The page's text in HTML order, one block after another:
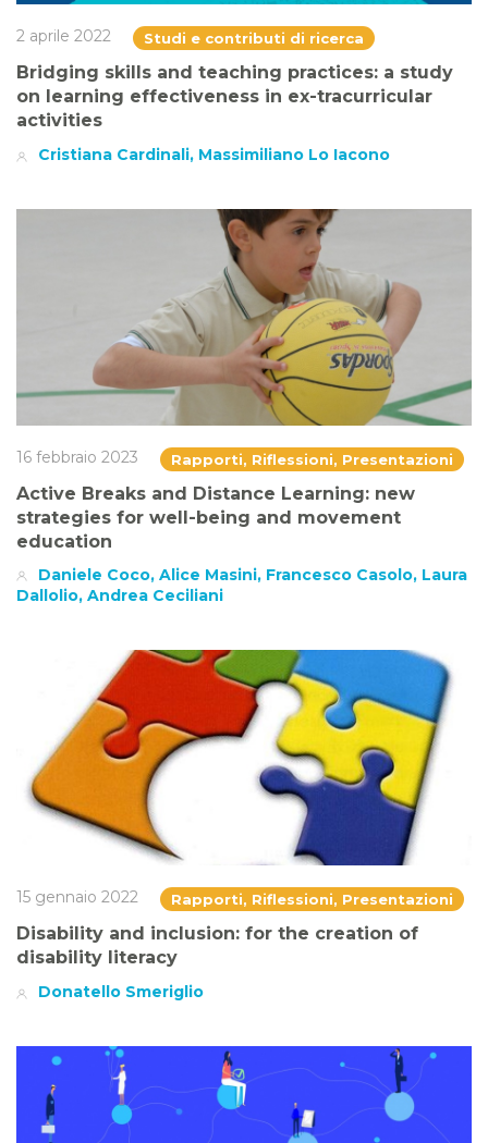
2 aprile 2022 Studi e contributi di ricerca
Bridging skills and teaching practices: a study
on learning effectiveness in ex-tracurricular
activities
Cristiana Cardinali, Massimiliano Lo Iacono
16 febbraio 2023 Rapporti, Riflessioni, Presentazioni
Active Breaks and Distance Learning: new
strategies for well-being and movement
education
Daniele Coco, Alice Masini, Francesco Casolo, Laura
Dallolio, Andrea Ceciliani
15 gennaio 2022 Rapporti, Riflessioni, Presentazioni
Disability and inclusion: for the creation of
disability literacy
Donatello Smeriglio